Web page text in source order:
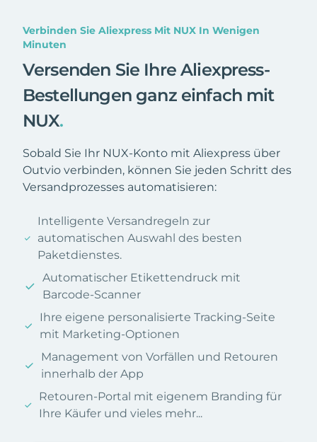
Verbinden Sie Aliexpress Mit NUX In Wenigen
Minuten
Versenden Sie Ihre Aliexpress-
Bestellungen ganz einfach mit
NUX.
Sobald Sie Ihr NUX-Konto mit Aliexpress über
Outvio verbinden, können Sie jeden Schritt des
Versandprozesses automatisieren:
Intelligente Versandregeln zur
automatischen Auswahl des besten
Paketdienstes.
Automatischer Etikettendruck mit
Barcode-Scanner
Ihre eigene personalisierte Tracking-Seite
mit Marketing-Optionen
Management von Vorfällen und Retouren
innerhalb der App
Retouren-Portal mit eigenem Branding für
Ihre Käufer und vieles mehr...